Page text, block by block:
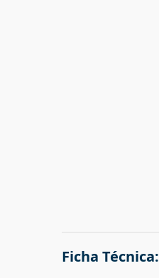
Ficha Técnica: